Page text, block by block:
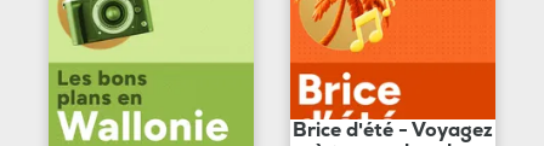
Brice d'été - Voyagez